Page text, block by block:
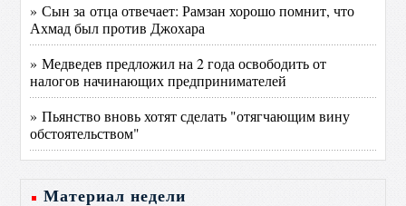
» Сын за отца отвечает: Рамзан хорошо помнит, что
Ахмад был против Джохара
» Медведев предложил на 2 года освободить от
налогов начинающих предпринимателей
» Пьянство вновь хотят сделать "отягчающим вину
обстоятельством"
Материал недели